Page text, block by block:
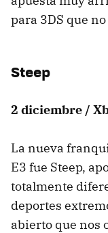
para 3DS que
Steep
2 diciembre /
La nueva
E3 fue Steep,
totalmente
deportes
abierto que nos